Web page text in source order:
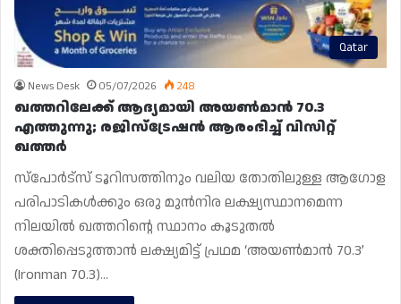
Qatar
News Desk 05/07/2026 248
ഖത്തറിലേക്ക് ആദ്യമായി അയൺമാൻ 70.3
എത്തുന്നു; രജിസ്‌ട്രേഷൻ ആരംഭിച്ച് വിസിറ്റ്
ഖത്തർ
സ്‌പോര്‍ട്‌സ് ടൂറിസത്തിനും വലിയ തോതിലുള്ള ആഗോള
പരിപാടികള്‍ക്കും ഒരു മുന്‍നിര ലക്ഷ്യസ്ഥാനമെന്ന
നിലയില്‍ ഖത്തറിന്റെ സ്ഥാനം കൂടുതല്‍
ശക്തിപ്പെടുത്താൻ ലക്ഷ്യമിട്ട് പ്രഥമ ‘അയണ്‍മാന്‍ 70.3’
(Ironman 70.3)…